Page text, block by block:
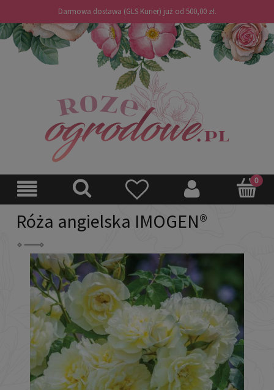
Darmowa dostawa (GLS Kurier) już od 500,00 zł.
Róża angielska IMOGEN®